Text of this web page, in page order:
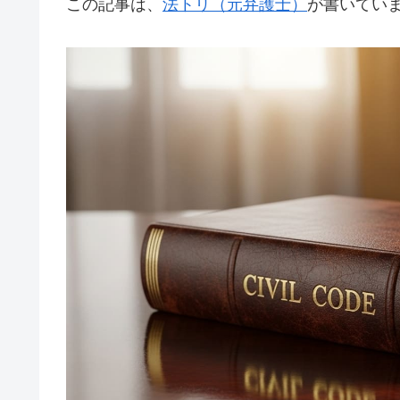
この記事は、 法トリ（元弁護士） が書いてい